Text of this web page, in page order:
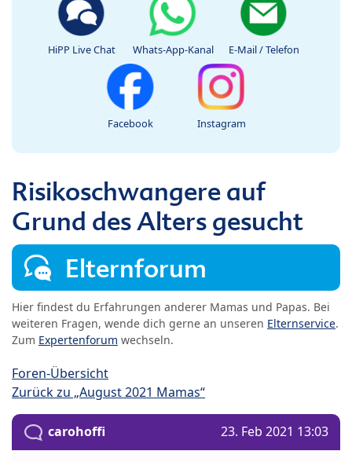
HiPP Live Chat Whats-App-Kanal E-Mail / Telefon
Facebook Instagram
Risikoschwangere auf
Grund des Alters gesucht
Elternforum
Hier findest du Erfahrungen anderer Mamas und Papas. Bei
weiteren Fragen, wende dich gerne an unseren Elternservice.
Zum Expertenforum wechseln.
Foren-Übersicht
Zurück zu „August 2021 Mamas“
carohoffi 23. Feb 2021 13:03